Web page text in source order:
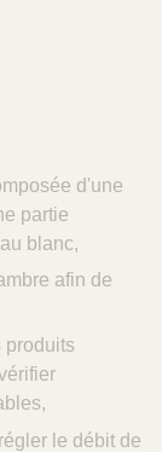
d'une
partie
blanc,
afin de
produits
le débit de